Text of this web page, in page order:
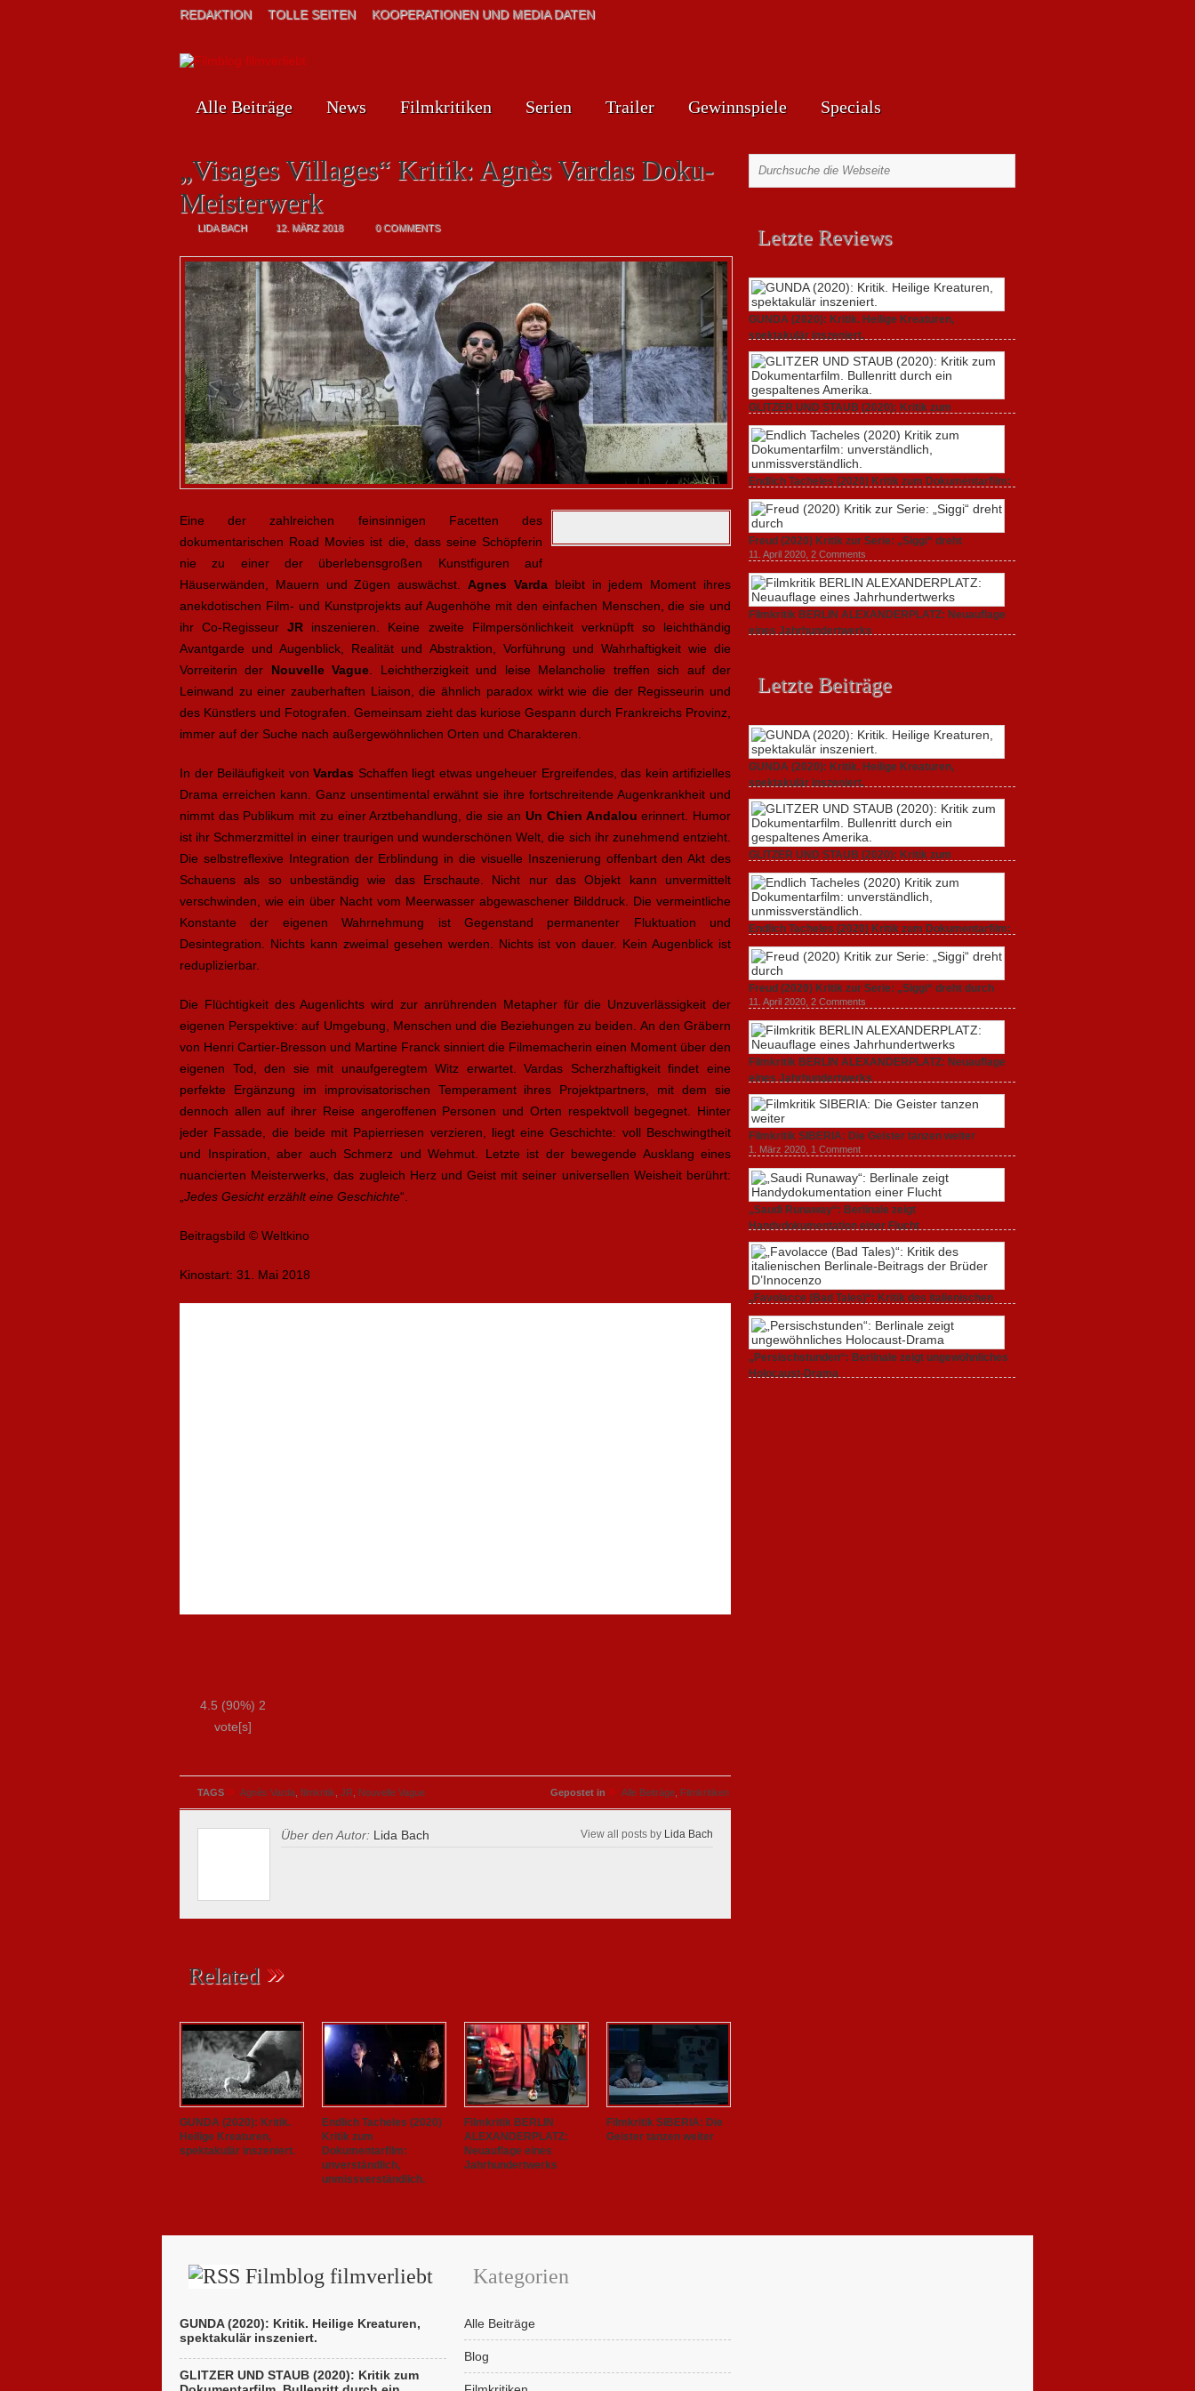
REDAKTION TOLLE SEITEN KOOPERATIONEN UND MEDIA DATEN
Alle Beiträge News Filmkritiken Serien Trailer Gewinnspiele Specials
„Visages Villages“ Kritik: Agnès Vardas Doku-
Meisterwerk
LIDA BACH 12. MÄRZ 2018 0 COMMENTS
Eine der zahlreichen feinsinnigen Facetten des
dokumentarischen Road Movies ist die, dass seine Schöpferin
nie zu einer der überlebensgroßen Kunstfiguren auf
Häuserwänden, Mauern und Zügen auswächst. Agnes Vardableibt in jedem Moment ihres
anekdotischen Film- und Kunstprojekts auf Augenhöhe mit den einfachen Menschen, die sie und
ihr Co-RegisseurJR inszenieren. Keine zweite Filmpersönlichkeit verknüpft so leichthändig
Avantgarde und Augenblick, Realität und Abstraktion, Vorführung und Wahrhaftigkeit wie die
Vorreiterin der Nouvelle Vague . Leichtherzigkeit und leise Melancholie treffen sich auf der
Leinwand zu einer zauberhaften Liaison, die ähnlich paradox wirkt wie die der Regisseurin und
des Künstlers und Fotografen. Gemeinsam zieht das kuriose Gespann durch Frankreichs Provinz,
immer auf der Suche nach außergewöhnlichen Orten und Charakteren.
In der Beiläufigkeit von Vardas Schaffen liegt etwas ungeheuer Ergreifendes, das kein artifizielles
Drama erreichen kann. Ganz unsentimental erwähnt sie ihre fortschreitende Augenkrankheit und
nimmt das Publikum mit zu einer Arztbehandlung, die sie anUn Chien Andalou erinnert. Humor
ist ihr Schmerzmittel in einer traurigen und wunderschönen Welt, die sich ihr zunehmend entzieht.
Die selbstreflexive Integration der Erblindung in die visuelle Inszenierung offenbart den Akt des
Schauens als so unbeständig wie das Erschaute. Nicht nur das Objekt kann unvermittelt
verschwinden, wie ein über Nacht vom Meerwasser abgewaschener Bilddruck. Die vermeintliche
Konstante der eigenen Wahrnehmung ist Gegenstand permanenter Fluktuation und
Desintegration. Nichts kann zweimal gesehen werden. Nichts ist von dauer. Kein Augenblick ist
reduplizierbar.
Die Flüchtigkeit des Augenlichts wird zur anrührenden Metapher für die Unzuverlässigkeit der
eigenen Perspektive: auf Umgebung, Menschen und die Beziehungen zu beiden. An den Gräbern
von Henri Cartier-Bresson und Martine Franck sinniert die Filmemacherin einen Moment über den
eigenen Tod, den sie mit unaufgeregtem Witz erwartet. Vardas Scherzhaftigkeit findet eine
perfekte Ergänzung im improvisatorischen Temperament ihres Projektpartners, mit dem sie
dennoch allen auf ihrer Reise angeroffenen Personen und Orten respektvoll begegnet. Hinter
jeder Fassade, die beide mit Papierriesen verzieren, liegt eine Geschichte: voll Beschwingtheit
und Inspiration, aber auch Schmerz und Wehmut. Letzte ist der bewegende Ausklang eines
nuancierten Meisterwerks, das zugleich Herz und Geist mit seiner universellen Weisheit berührt:
Jedes Gesicht erzählt eine Geschichte“.
Beitragsbild © Weltkino
Kinostart: 31. Mai 2018
4.5 (90%) 2
vote[s]
TAGS » Agnès Varda filmkritik JR Nouvelle Vague Gepostet in » Alle Beiträge Filmkritiken
Über den Autor: Lida Bach View all posts by Lida Bach
Related »
GUNDA (2020): Kritik.
Heilige Kreaturen,
spektakulär inszeniert.
Endlich Tacheles (2020)
Kritik zum
Dokumentarfilm:
unverständlich,
unmissverständlich.
Filmkritik BERLIN
ALEXANDERPLATZ:
Neuauflage eines
Jahrhundertwerks
Filmkritik SIBERIA: Die
Geister tanzen weiter
Letzte Reviews
GUNDA (2020): Kritik. Heilige Kreaturen,
spektakulär inszeniert.
GLITZER UND STAUB (2020): Kritik zum
Dokumentarfilm.
3. Oktober 2020,2 Comments
Endlich Tacheles (2020) Kritik zum Dokumentarfilm:
unverständlich,
19. Mai 2020,0 Comments
Freud (2020) Kritik zur Serie: „Siggi“ dreht
11. April 2020, 2 Comments
Filmkritik BERLIN ALEXANDERPLATZ: Neuauflage
eines Jahrhundertwerks
Letzte Beiträge
GUNDA (2020): Kritik. Heilige Kreaturen,
spektakulär inszeniert.
GLITZER UND STAUB (2020): Kritik zum
Dokumentarfilm. Bullenritt durch ein gespaltenes
Amerika.
3. Oktober 2020,2 Comments
Endlich Tacheles (2020) Kritik zum Dokumentarfilm:
unverständlich, unmissverständlich.
19. Mai 2020,0 Comments
Freud (2020) Kritik zur Serie: „Siggi“ dreht durch
11. April 2020, 2 Comments
Filmkritik BERLIN ALEXANDERPLATZ: Neuauflage
eines Jahrhundertwerks
Filmkritik SIBERIA: Die Geister tanzen weiter
1. März 2020, 1 Comment
„Saudi Runaway“: Berlinale zeigt
Handydokumentation einer Flucht
„Favolacce (Bad Tales)“: Kritik des italienischen
Berlinale-Beitrags der Brüder D’Innocenzo
25. Februar 2020,2 Comments
„Persischstunden“: Berlinale zeigt ungewöhnliches
Holocaust-Drama
Filmblog filmverliebt
GUNDA (2020): Kritik. Heilige Kreaturen,
spektakulär inszeniert.
GLITZER UND STAUB (2020): Kritik zum
Kategorien
Alle Beiträge
Blog